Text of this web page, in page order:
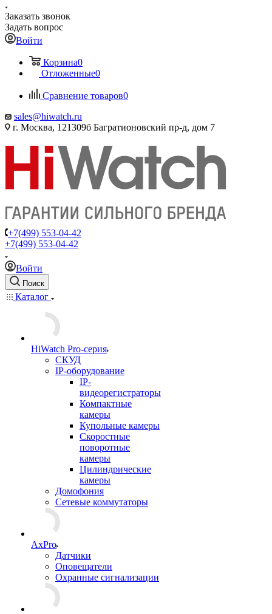
Заказать звонок
Задать вопрос
Войти
Корзина0
Отложенные0
Сравнение товаров0
sales@hiwatch.ru
г. Москва, 121309б Багратионовский пр-д, дом 7
+7(499) 553-04-42
+7(499) 553-04-42
Войти
Поиск
Каталог
HiWatch Pro-серия
CКУД
IP-оборудование
IP-
видеорегистраторы
Компактные
камеры
Купольные камеры
Скоростные
поворотные
камеры
Цилиндрические
камеры
Домофония
Сетевые коммутаторы
AxPro
Датчики
Оповещатели
Охранные сигнализации